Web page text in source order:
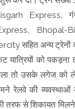
Express,
सहित अन्य ट्रेनों
यात्रियों को पकड़ना
तो उसके लगेज
रेलवे की व्यवस्थाओं
तरफ से शिकायत